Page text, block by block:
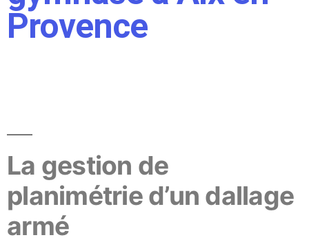
Provence
La gestion de
planimétrie d’un dallage
armé